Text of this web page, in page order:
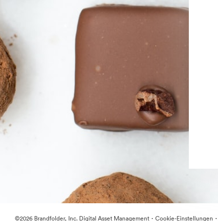
©2026 Brandfolder, Inc. Digital Asset Management · Cookie-Einstellungen ·